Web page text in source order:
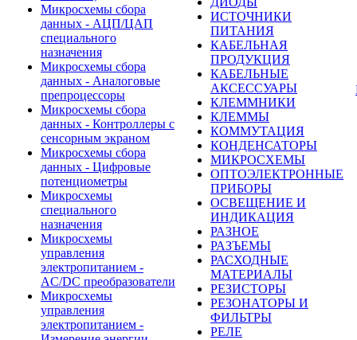
Микросхемы сбора
данных - АЦП/ЦАП
специального
назначения
Микросхемы сбора
данных - Аналоговые
препроцессоры
Микросхемы сбора
данных - Контроллеры с
сенсорным экраном
Микросхемы сбора
данных - Цифровые
потенциометры
Микросхемы
специального
назначения
Микросхемы
управления
электропитанием -
AC/DC преобразователи
Микросхемы
управления
электропитанием -
ИСТОЧНИКИ
ПИТАНИЯ
КАБЕЛЬНАЯ
ПРОДУКЦИЯ
КАБЕЛЬНЫЕ
АКСЕССУАРЫ
КЛЕММНИКИ
КЛЕММЫ
КОММУТАЦИЯ
КОНДЕНСАТОРЫ
МИКРОСХЕМЫ
ОПТОЭЛЕКТРОННЫЕ
ПРИБОРЫ
ОСВЕЩЕНИЕ И
ИНДИКАЦИЯ
РАЗНОЕ
РАЗЪЕМЫ
РАСХОДНЫЕ
МАТЕРИАЛЫ
РЕЗИСТОРЫ
РЕЗОНАТОРЫ И
ФИЛЬТРЫ
РЕЛЕ